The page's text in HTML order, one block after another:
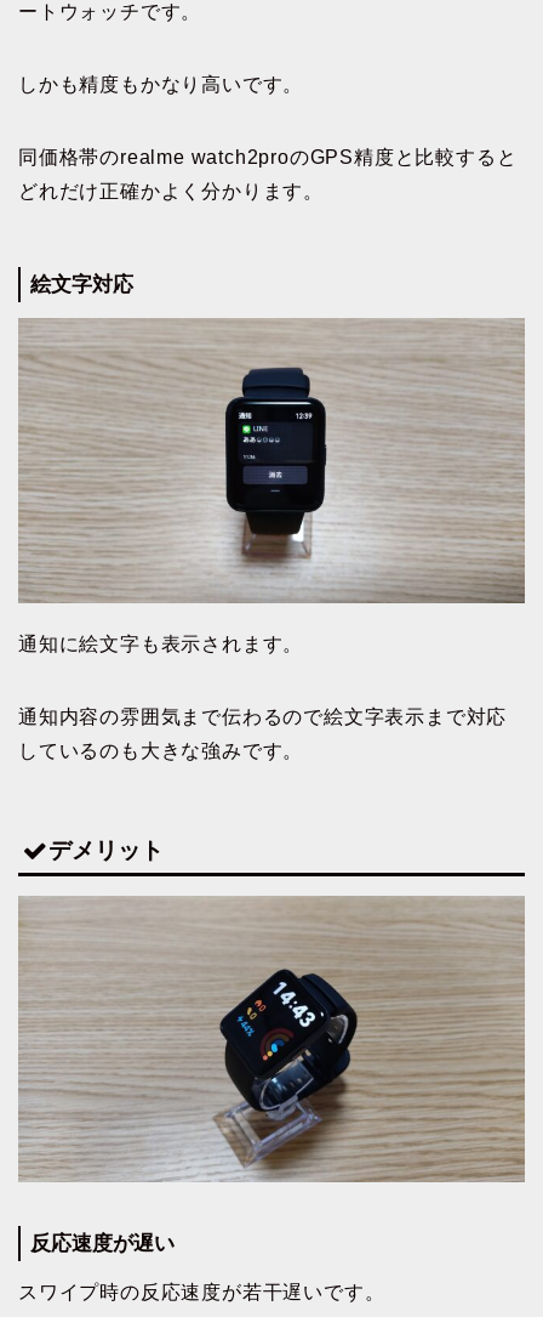
ートウォッチです。
しかも精度もかなり高いです。
同価格帯のrealme watch2proのGPS精度と比較すると
どれだけ正確かよく分かります。
絵文字対応
通知に絵文字も表示されます。
通知内容の雰囲気まで伝わるので絵文字表示まで対応
しているのも大きな強みです。
デメリット
反応速度が遅い
スワイプ時の反応速度が若干遅いです。